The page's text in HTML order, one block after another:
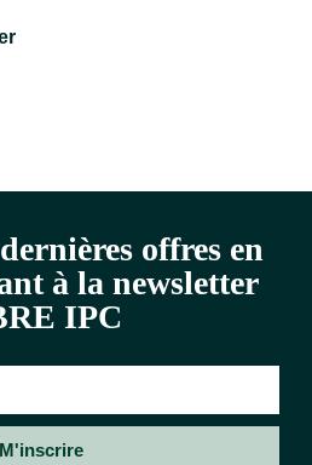
offres en
à la newsletter
IPC
M'inscrire